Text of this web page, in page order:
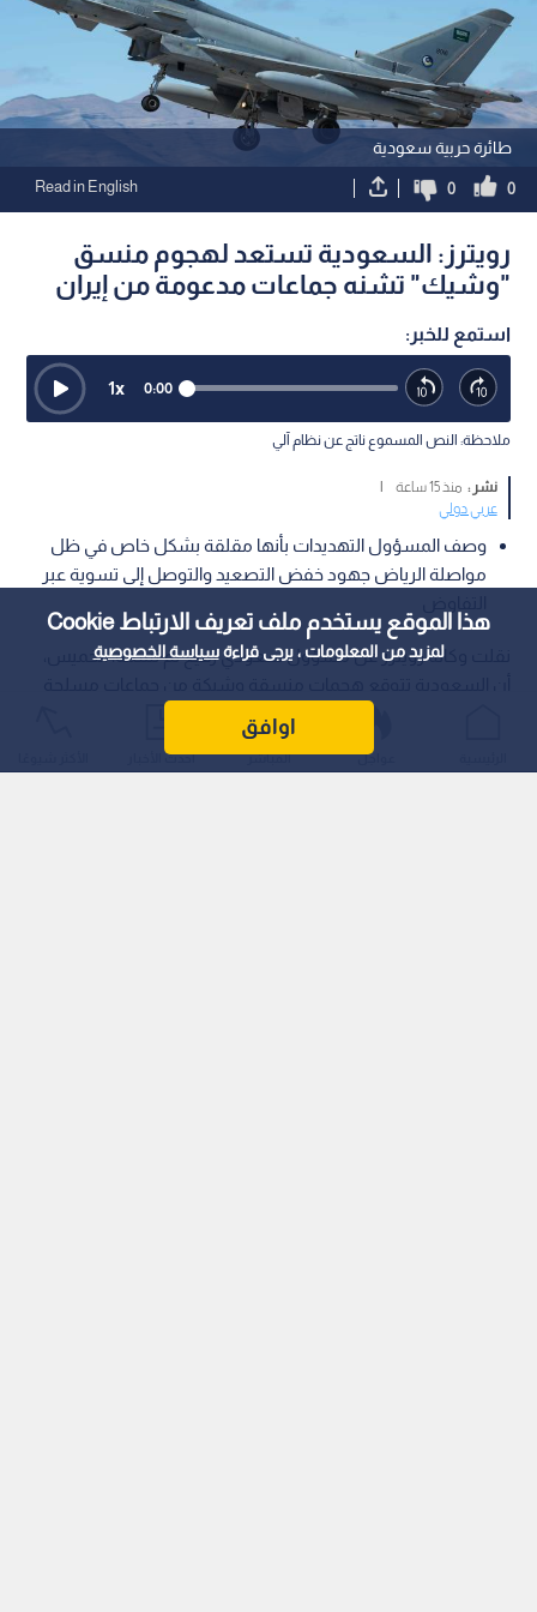
هذا الموقع يستخدم ملف تعريف الارتباط Cookie
لمزيد من المعلومات ، يرجى قراءةسياسة الخصوصية
اوافق
طائرة حربية سعودية
0
0
Read in English
رويترز: السعودية تستعد لهجوم منسق
"وشيك" تشنه جماعات مدعومة من إيران
استمع للخبر:
0:00
1x
ملاحظة: النص المسموع ناتج عن نظام آلي
نشر : منذ 15 ساعة
|
عربي دولي
وصف المسؤول التهديدات بأنها مقلقة بشكل خاص في ظل
مواصلة الرياض جهود خفض التصعيد والتوصل إلى تسوية عبر
نقلت وكالة رويترز عن مسؤول سعودي رفيع لم تسمه، الخميس،
والجنوبية، وبإشراف من الحرس الثوري الإيراني.
عواجل المباشر أحدث الأخبار